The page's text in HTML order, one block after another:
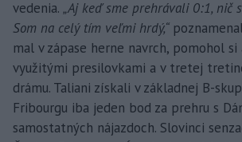
vedenia. „Aj keď sme prehrávali 0:1, nič
Som na celý tím veľmi hrdý,“
mal v zápase herne navrch, pomohol
využitými presilovkami a v tretej
drámu. Taliani získali v základnej B-
Fribourgu iba jeden bod za prehru s
samostatných nájazdoch. Slovinci